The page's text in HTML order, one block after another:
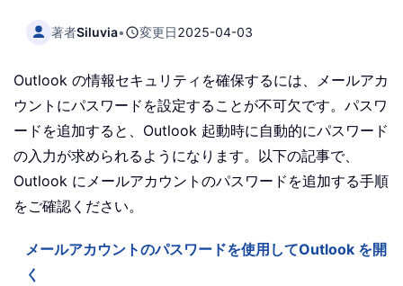
著者Siluvia• 変更日2025-04-03
Outlook の情報セキュリティを確保するには、メールアカ
ウントにパスワードを設定することが不可欠です。パスワ
ードを追加すると、Outlook 起動時に自動的にパスワード
の入力が求められるようになります。以下の記事で、
Outlook にメールアカウントのパスワードを追加する手順
をご確認ください。
メールアカウントのパスワードを使用してOutlook を開
く